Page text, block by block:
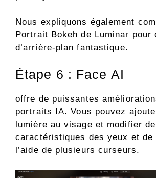
Nous expliquons également
Portrait Bokeh de Luminar pour
d’arrière-plan fantastique.
Étape 6 : Face AI
offre de puissantes
portraits IA. Vous pouvez
lumière au visage et modifier
caractéristiques des yeux et de
l’aide de plusieurs curseurs.